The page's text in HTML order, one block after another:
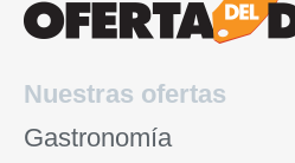
Nuestras ofertas
Gastronomía